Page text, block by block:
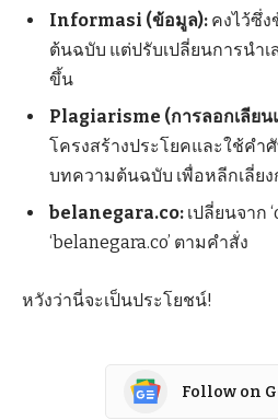
Informasi (ข้อมูล): คงไว้ซึ่
ต้นฉบับ แต่ปรับเปลี่ยนการนำ
ขึ้น
Plagiarisme (การลอกเลียน
โครงสร้างประโยคและใช้คำ
บทความต้นฉบับ เพื่อหลีกเลี่ย
belanegara.co: เปลี่ยนจาก
‘belanegara.co’ ตามคำสั่ง
หวังว่านี่จะเป็นประโยชน์!
Follow on